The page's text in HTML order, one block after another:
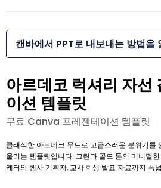
캔바에서 PPT로 내보내는 방법을
아르데코 럭셔리 자선
이션 템플릿
무료 Canva 프레젠테이션 템플릿
클래식한 아르데코 무드로 고급스러운 분위기를
울리는 템플릿입니다. 그린과 골드 톤의 미니멀
케터와 행사 기획자, 교사·학생 발표 자료까지 폭